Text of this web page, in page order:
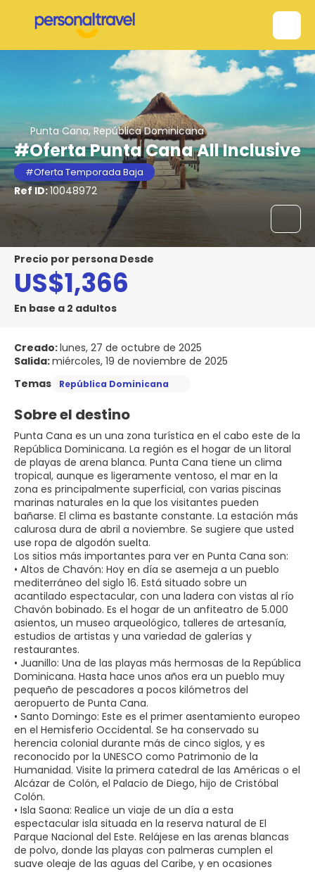
Punta Cana, República Dominicana
#Oferta Punta Cana All Inclusive
#Oferta Temporada Baja
Ref ID:10048972
precio por persona Desde
US$1,366
En base a 2 adultos
Creado:lunes, 27 de octubre de 2025
Salida:miércoles, 19 de noviembre de 2025
Temas
República Dominicana
Sobre el destino
Punta Cana es un una zona turística en el cabo este de la
República Dominicana. La región es el hogar de un litoral
de playas de arena blanca. Punta Cana tiene un clima
tropical, aunque es ligeramente ventoso, el mar en la
zona es principalmente superficial, con varias piscinas
marinas naturales en la que los visitantes pueden
bañarse. El clima es bastante constante. La estación más
calurosa dura de abril a noviembre. Se sugiere que usted
use ropa de algodón suelta.
Los sitios más importantes para ver en Punta Cana son:
• Altos de Chavón: Hoy en día se asemeja a un pueblo
mediterráneo del siglo 16. Está situado sobre un
acantilado espectacular, con una ladera con vistas al río
Chavón bobinado. Es el hogar de un anfiteatro de 5.000
asientos, un museo arqueológico, talleres de artesanía,
estudios de artistas y una variedad de galerías y
restaurantes.
• Juanillo: Una de las playas más hermosas de la República
Dominicana. Hasta hace unos años era un pueblo muy
pequeño de pescadores a pocos kilómetros del
aeropuerto de Punta Cana.
• Santo Domingo: Este es el primer asentamiento europeo
en el Hemisferio Occidental. Se ha conservado su
herencia colonial durante más de cinco siglos, y es
reconocido por la UNESCO como Patrimonio de la
Humanidad. Visite la primera catedral de las Américas o el
Alcázar de Colón, el Palacio de Diego, hijo de Cristóbal
Colón.
• Isla Saona: Realice un viaje de un día a esta
espectacular isla situada en la reserva natural de El
Parque Nacional del Este. Relájese en las arenas blancas
de polvo, donde las playas con palmeras cumplen el
suave oleaje de las aguas del Caribe, y en ocasiones